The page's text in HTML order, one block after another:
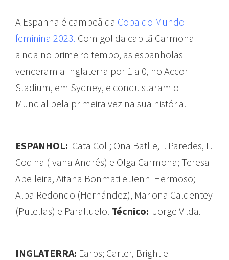
A Espanha é campeã da Copa do Mundo
feminina 2023. Com gol da capitã Carmona
ainda no primeiro tempo, as espanholas
venceram a Inglaterra por 1 a 0, no Accor
Stadium, em Sydney, e conquistaram o
Mundial pela primeira vez na sua história.
ESPANHOL: Cata Coll; Ona Batlle, I. Paredes, L.
Codina (Ivana Andrés) e Olga Carmona; Teresa
Abelleira, Aitana Bonmati e Jenni Hermoso;
Alba Redondo (Hernández), Mariona Caldentey
(Putellas) e Paralluelo. Técnico: Jorge Vilda.
INGLATERRA: Earps; Carter, Bright e